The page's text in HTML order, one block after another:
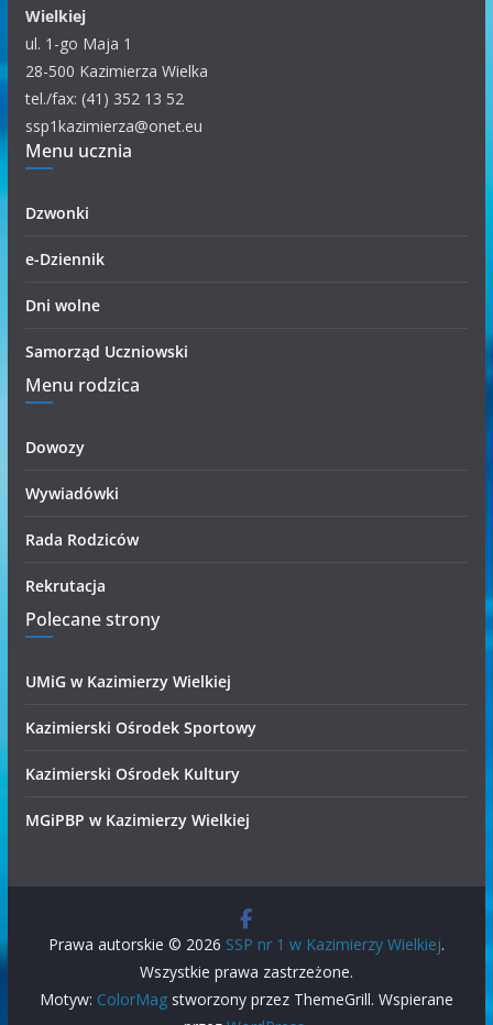
t
e
g
o
r
i
i
Wielkiej
ul. 1-go Maja 1
28-500 Kazimierza Wielka
tel./fax: (41) 352 13 52
ssp1kazimierza@onet.eu
Menu ucznia
Dzwonki
e-Dziennik
Dni wolne
Samorząd Uczniowski
Menu rodzica
Dowozy
Wywiadówki
Rada Rodziców
Rekrutacja
Polecane strony
UMiG w Kazimierzy Wielkiej
Kazimierski Ośrodek Sportowy
Kazimierski Ośrodek Kultury
MGiPBP w Kazimierzy Wielkiej
Prawa autorskie © 2026 SSP nr 1 w Kazimierzy Wielkiej.
Wszystkie prawa zastrzeżone.
Motyw: ColorMagstworzony przez ThemeGrill. Wspierane